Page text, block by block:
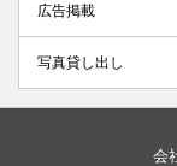
広告掲載
写真貸し出し
会